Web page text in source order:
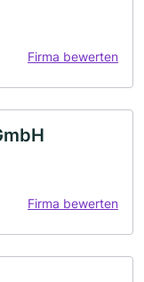
Firma bewerten
Firma bewerten